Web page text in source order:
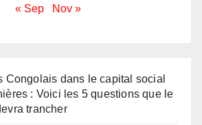
« Sep Nov »
Congolais dans le capital social
: Voici les 5 questions que le
trancher